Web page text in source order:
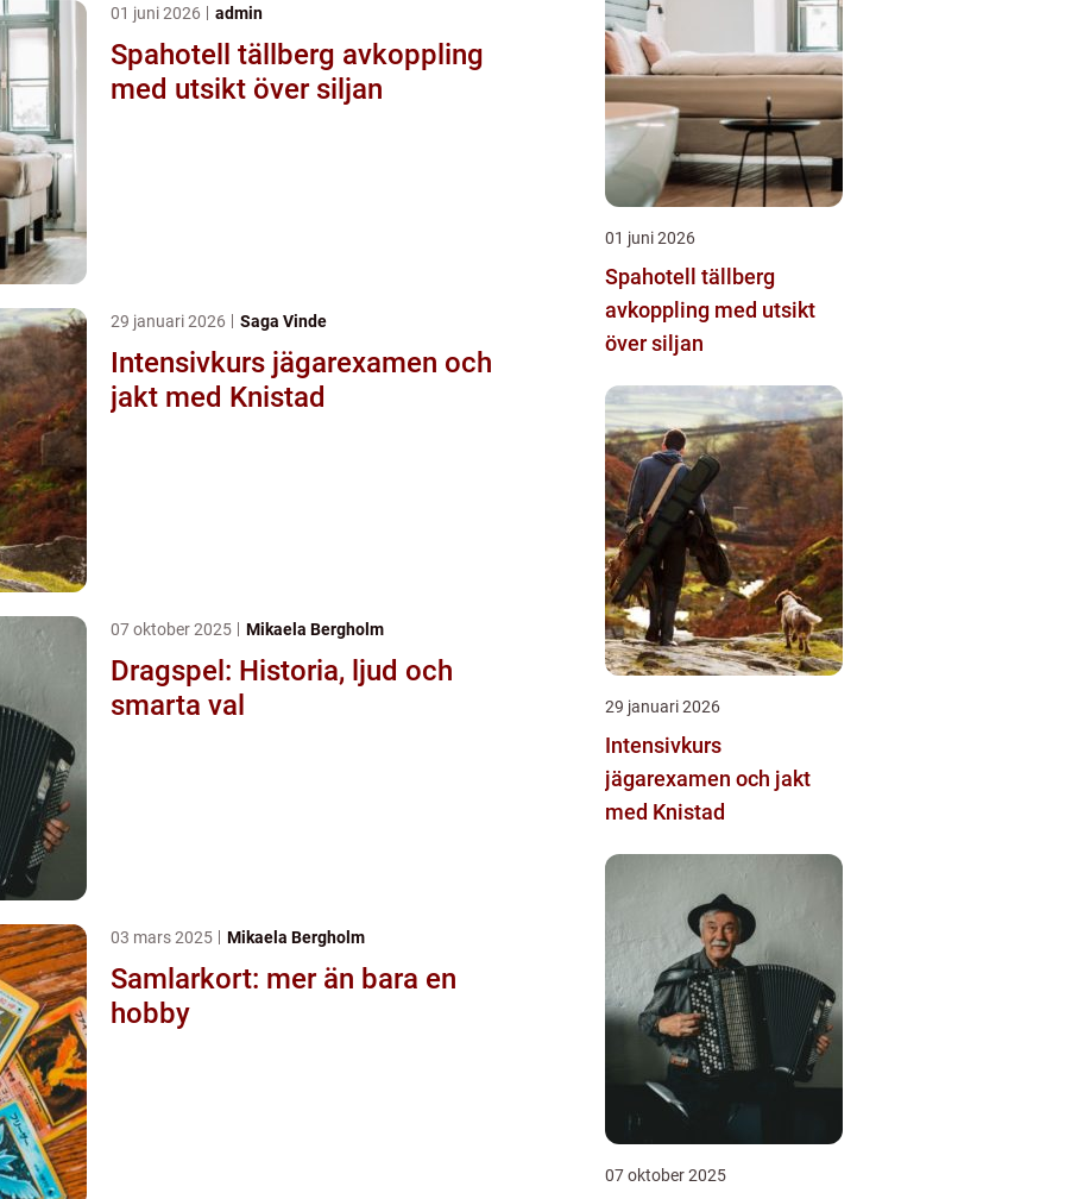
01 juni 2026 admin
Spahotell tällberg avkoppling
med utsikt över siljan
29 januari 2026 Saga Vinde
Intensivkurs jägarexamen och
jakt med Knistad
07 oktober 2025 Mikaela Bergholm
Dragspel: Historia, ljud och
smarta val
03 mars 2025 Mikaela Bergholm
Samlarkort: mer än bara en
hobby
01 juni 2026
Spahotell tällberg
avkoppling med utsikt
över siljan
29 januari 2026
Intensivkurs
jägarexamen och jakt
med Knistad
07 oktober 2025